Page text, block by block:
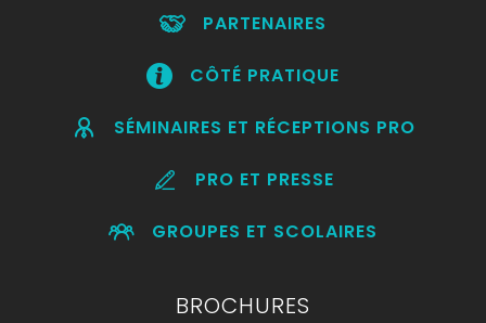
PARTENAIRES
CÔTÉ PRATIQUE
SÉMINAIRES ET RÉCEPTIONS PRO
PRO ET PRESSE
GROUPES ET SCOLAIRES
BROCHURES